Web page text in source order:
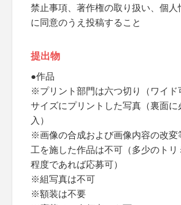
禁止事項、著作権の取り扱い、個人
に同意のうえ投稿すること
提出物
●作品
※プリント部門は六つ切り（ワイド
サイズにプリントした写真（裏面に
入）
※画像の合成および画像内容の改変
工を施した作品は不可（多少のトリ
程度であれば応募可）
※組写真は不可
※額装は不要